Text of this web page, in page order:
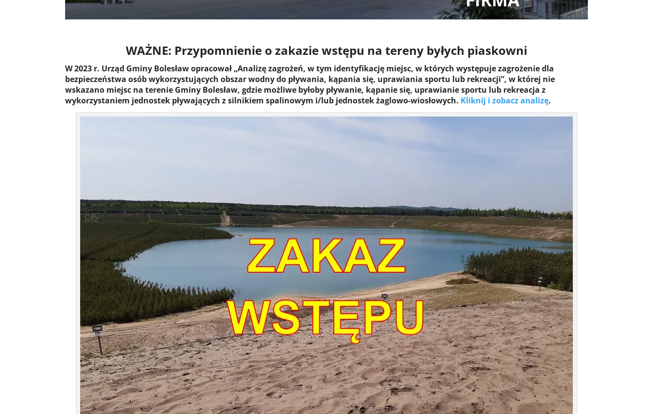
WAŻNE: Przypomnienie o zakazie wstępu na tereny byłych piaskowni
W 2023 r. Urząd Gminy Bolesław opracował „Analizę zagrożeń, w tym identyfikację miejsc, w których występuje zagrożenie dla
bezpieczeństwa osób wykorzystujących obszar wodny do pływania, kąpania się, uprawiania sportu lub rekreacji”, w której nie
wskazano miejsc na terenie Gminy Bolesław, gdzie możliwe byłoby pływanie, kąpanie się, uprawianie sportu lub rekreacja z
wykorzystaniem jednostek pływających z silnikiem spalinowym i/lub jednostek żaglowo-wiosłowych. Kliknij i zobacz analizę.